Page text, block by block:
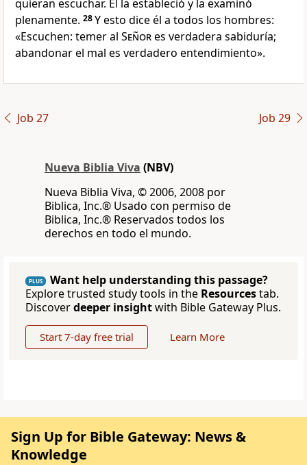
quieran escuchar. Él la estableció y la examinó
plenamente. 28Y esto dice él a todos los hombres:
«Escuchen: temer al Señores verdadera sabiduría;
abandonar el mal es verdadero entendimiento».
Job 27 Job 29
Nueva Biblia Viva (NBV)
Nueva Biblia Viva, © 2006, 2008 por
Biblica, Inc.® Usado con permiso de
Biblica, Inc.® Reservados todos los
derechos en todo el mundo.
PLUS
Want help understanding this passage?
Explore trusted study tools in the Resourcestab.
Discoverdeeper insightwith Bible Gateway Plus.
Start 7-day free trial Learn More
Sign Up for Bible Gateway: News &
Knowledge